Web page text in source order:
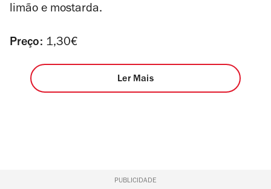
limão e mostarda.
Preço: 1,30€
Ler Mais
PUBLICIDADE